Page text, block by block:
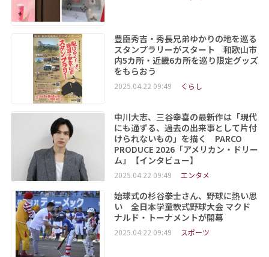
豊臣秀吉・秀長兄弟ゆかりの地を巡る
スタンプラリーがスタート 和歌山市
内5カ所・近畿6カ所を巡り限定グッズ
をもらおう
2025.04.22 09:49 くらし
中川大志、三谷幸喜の最新作は「現代
にも通ずる、過去の出来事として片付
けられないもの」を描く PARCO
PRODUCE 2026「アメリカン・ドリー
ム」【インタビュー】
2025.04.22 09:49 エンタメ
始球式の杉谷拳士さん、野球に熱い思
い 全日本学童軟式野球大会 マクド
ナルド・トーナメントが開幕
2025.04.22 09:49 スポーツ